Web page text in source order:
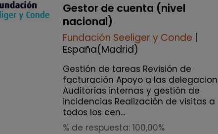
Gestor de cuenta (nivel
nacional)
Fundación Seeliger y Conde |
España(Madrid)
Gestión de tareas Revisión de
facturación Apoyo a las
Auditorías internas y gestión de
incidencias Realización de visitas a
todos los cen...
% de respuesta: 100,00%